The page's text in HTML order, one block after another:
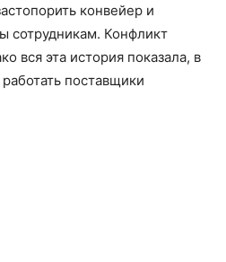
конвейер и
сотрудникам. Конфликт
вся эта история показала, в
поставщики